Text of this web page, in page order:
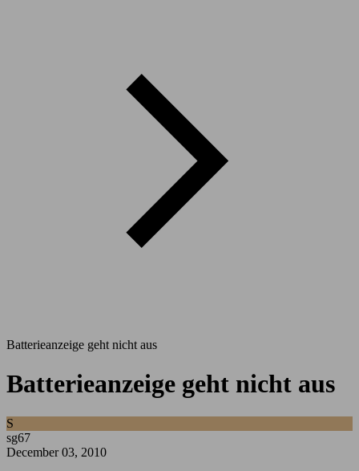
Batterieanzeige geht nicht aus
Batterieanzeige geht nicht aus
S
sg67
December 03, 2010